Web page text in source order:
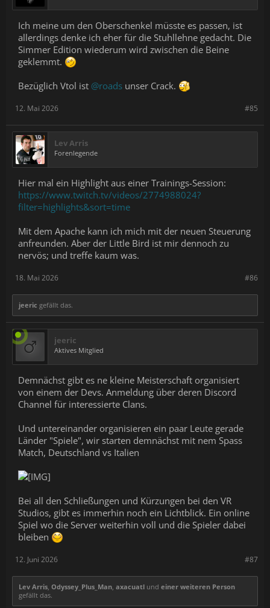
Ich meine um den Oberschenkel müsste es passen, ist
allerdings denke ich eher für die Stuhllehne gedacht. Die
Simmer Edition wiederum wird zwischen die Beine
geklemmt.
Bezüglich Vtol ist @roads unser Crack.
#85
12. Mai 2026
Lev Arris
Forenlegende
Hier mal ein Highlight aus einer Trainings-Session:
https://www.twitch.tv/videos/2774988024?
filter=highlights&sort=time
Mit dem Apache kann ich mich mit der neuen Steuerung
anfreunden. Aber der Little Bird ist mir dennoch zu
nervös; und treffe kaum was.
#86
18. Mai 2026
jeeric gefällt das.
jeeric
Aktives Mitglied
Demnächst gibt es ne kleine Meisterschaft organisiert
von einem der Devs. Anmeldung über deren Discord
Channel für interessierte Clans.
Und untereinander organisieren ein paar Leute gerade
Länder "Spiele", wir starten demnächst mit nem Spass
Match, Deutschland vs Italien
Bei all den Schließungen und Kürzungen bei den VR
Studios, gibt es immerhin noch ein Lichtblick. Ein online
Spiel wo die Server weiterhin voll und die Spieler dabei
bleiben
#87
12. Juni 2026
Lev Arris Odyssey_Plus_Man axacuatl und einer weiteren Person
gefällt das.